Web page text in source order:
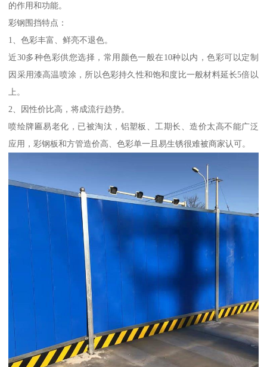
的作用和功能。
彩钢围挡特点：
1、色彩丰富、鲜亮不退色。
近30多种色彩供您选择，常用颜色一般在10种以内，色彩可以定制
因采用漆高温喷涂，所以色彩持久性和饱和度比一般材料延长5倍以
上。
2、因性价比高，将成流行趋势。
喷绘牌匾易老化，已被淘汰，铝塑板、工期长、造价太高不能广泛
应用，彩钢板和方管造价高、色彩单一且易生锈很难被商家认可。